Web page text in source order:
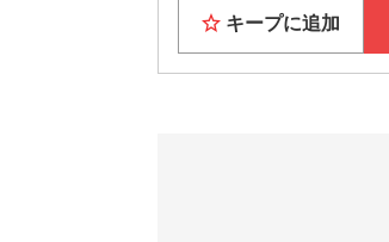
キープに追加